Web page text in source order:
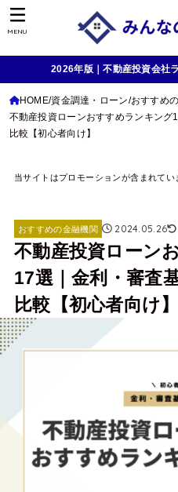
MENU
2026年版｜不動産投資会社
HOME 資金調達・ローン おすすめ
不動産投資ローンおすすめランキン
比較【初心者向け】
当サイトはプロモーションが含まれてい
おすすめの金融機関 2024.05.26
不動産投資ローン
17選｜金利・審査
比較【初心者向け】